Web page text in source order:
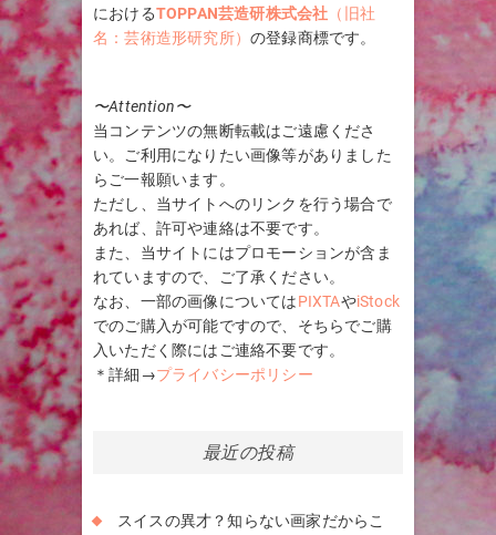
におけるTOPPAN芸造研株式会社 （旧社
名：芸術造形研究所） の登録商標です。
〜Attention〜
当コンテンツの無断転載はご遠慮くださ
い。ご利用になりたい画像等がありました
らご一報願います。
ただし、当サイトへのリンクを行う場合で
あれば、許可や連絡は不要です。
また、当サイトにはプロモーションが含ま
れていますので、ご了承ください。
なお、一部の画像についてはPIXTAやiStock
でのご購入が可能ですので、そちらでご購
入いただく際にはご連絡不要です。
＊詳細→プライバシーポリシー
最近の投稿
スイスの異才？知らない画家だからこ